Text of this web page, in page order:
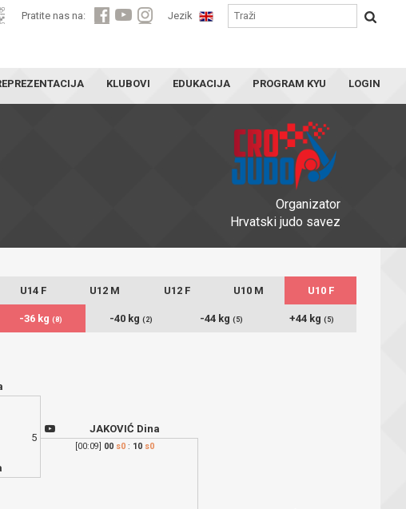
Pratite nas na: Jezik
KLUBOVI EDUKACIJA PROGRAM KYU LOGIN
Organizator
Hrvatski judo savez
U14 F U12 M U12 F U10 M U10 F
-36 kg (8) -40 kg (2) -44 kg (5) +44 kg (5)
5
JAKOVIĆ Dina
[00:09] 00 s0: 10 s0